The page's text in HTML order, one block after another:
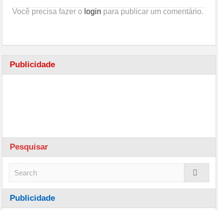
Você precisa fazer o login para publicar um comentário.
Publicidade
Pesquisar
Publicidade